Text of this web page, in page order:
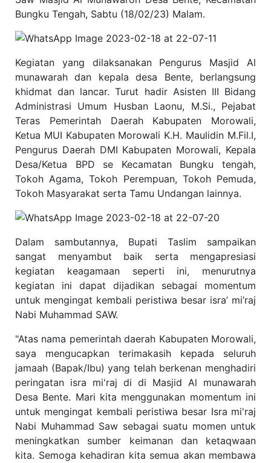
Bungku Tengah, Sabtu (18/02/23) Malam.
Kegiatan yang dilaksanakan Pengurus Masjid Al
munawarah dan kepala desa Bente, berlangsung
khidmat dan lancar. Turut hadir Asisten III Bidang
Administrasi Umum Husban Laonu, M.Si., Pejabat
Teras Pemerintah Daerah Kabupaten Morowali,
Ketua MUI Kabupaten Morowali K.H. Maulidin M.Fil.I,
Pengurus Daerah DMI Kabupaten Morowali, Kepala
Desa/Ketua BPD se Kecamatan Bungku tengah,
Tokoh Agama, Tokoh Perempuan, Tokoh Pemuda,
Tokoh Masyarakat serta Tamu Undangan lainnya.
Dalam sambutannya, Bupati Taslim sampaikan
sangat menyambut baik serta mengapresiasi
kegiatan keagamaan seperti ini, menurutnya
kegiatan ini dapat dijadikan sebagai momentum
untuk mengingat kembali peristiwa besar isra’ mi’raj
Nabi Muhammad SAW.
"Atas nama pemerintah daerah Kabupaten Morowali,
saya mengucapkan terimakasih kepada seluruh
jamaah (Bapak/Ibu) yang telah berkenan menghadiri
peringatan isra mi'raj di di Masjid Al munawarah
Desa Bente. Mari kita menggunakan momentum ini
untuk mengingat kembali peristiwa besar Isra mi'raj
Nabi Muhammad Saw sebagai suatu momen untuk
meningkatkan sumber keimanan dan ketaqwaan
kita. Semoga kehadiran kita semua akan membawa